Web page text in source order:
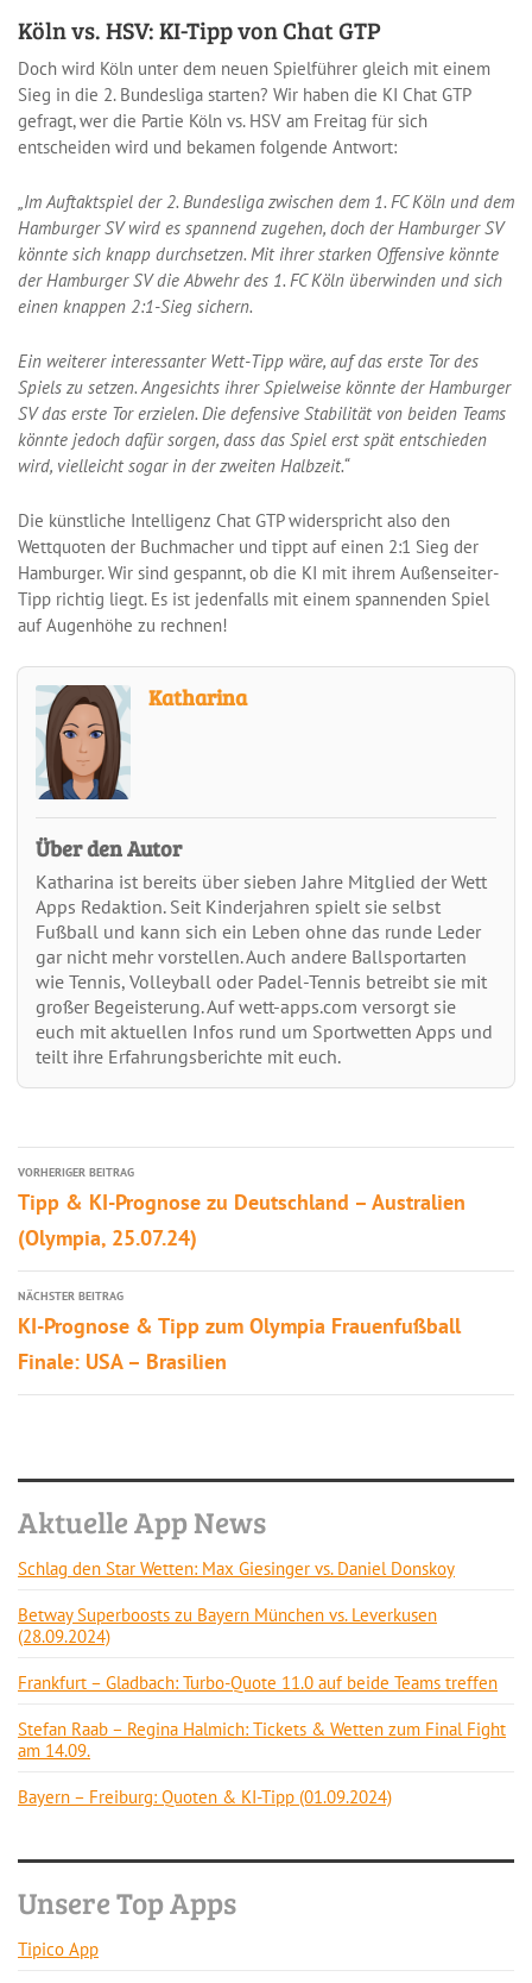
Köln vs. HSV: KI-Tipp von Chat GTP
Doch wird Köln unter dem neuen Spielführer gleich mit einem
Sieg in die 2. Bundesliga starten? Wir haben die KI Chat GTP
gefragt, wer die Partie Köln vs. HSV am Freitag für sich
entscheiden wird und bekamen folgende Antwort:
„Im Auftaktspiel der 2. Bundesliga zwischen dem 1. FC Köln und dem
Hamburger SV wird es spannend zugehen, doch der Hamburger SV
könnte sich knapp durchsetzen. Mit ihrer starken Offensive könnte
der Hamburger SV die Abwehr des 1. FC Köln überwinden und sich
einen knappen 2:1-Sieg sichern.
Ein weiterer interessanter Wett-Tipp wäre, auf das erste Tor des
Spiels zu setzen. Angesichts ihrer Spielweise könnte der Hamburger
SV das erste Tor erzielen. Die defensive Stabilität von beiden Teams
könnte jedoch dafür sorgen, dass das Spiel erst spät entschieden
wird, vielleicht sogar in der zweiten Halbzeit.“
Die künstliche Intelligenz Chat GTP widerspricht also den
Wettquoten der Buchmacher und tippt auf einen 2:1 Sieg der
Hamburger. Wir sind gespannt, ob die KI mit ihrem Außenseiter-
Tipp richtig liegt. Es ist jedenfalls mit einem spannenden Spiel
auf Augenhöhe zu rechnen!
Katharina
Über den Autor
Katharina ist bereits über sieben Jahre Mitglied der Wett
Apps Redaktion. Seit Kinderjahren spielt sie selbst
Fußball und kann sich ein Leben ohne das runde Leder
gar nicht mehr vorstellen. Auch andere Ballsportarten
wie Tennis, Volleyball oder Padel-Tennis betreibt sie mit
großer Begeisterung. Auf wett-apps.com versorgt sie
euch mit aktuellen Infos rund um Sportwetten Apps und
teilt ihre Erfahrungsberichte mit euch.
VORHERIGER BEITRAG
Tipp & KI-Prognose zu Deutschland – Australien
(Olympia, 25.07.24)
NÄCHSTER BEITRAG
KI-Prognose & Tipp zum Olympia Frauenfußball
Finale: USA – Brasilien
Aktuelle App News
Schlag den Star Wetten: Max Giesinger vs. Daniel Donskoy
Betway Superboosts zu Bayern München vs. Leverkusen
(28.09.2024)
Frankfurt – Gladbach: Turbo-Quote 11.0 auf beide Teams treffen
Stefan Raab – Regina Halmich: Tickets & Wetten zum Final Fight
am 14.09.
Bayern – Freiburg: Quoten & KI-Tipp (01.09.2024)
Unsere Top Apps
Tipico App